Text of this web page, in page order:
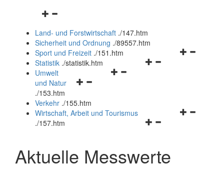
Navigationsmenü
und
schließen
Land- und Forstwirtschaft ./147.htm
Sicherheit und Ordnung ./89557.htm
Navigationsmenü
Sport und Freizeit ./151.htm
Navigationsmenü
Statistik ./statistik.htm
Navigationsmenü
und
schließen
Umwelt
und Natur
./153.htm
Verkehr ./155.htm
Navigationsmenü
schließen
Wirtschaft, Arbeit und Tourismus
./157.htm
Aktuelle Messwerte